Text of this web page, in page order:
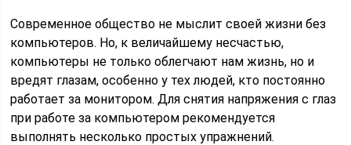
Современное общество не мыслит своей жизни без
компьютеров. Но, к величайшему несчастью,
компьютеры не только облегчают нам жизнь, но и
вредят глазам, особенно у тех людей, кто постоянно
работает за монитором. Для снятия напряжения с глаз
при работе за компьютером рекомендуется
выполнять несколько простых упражнений.